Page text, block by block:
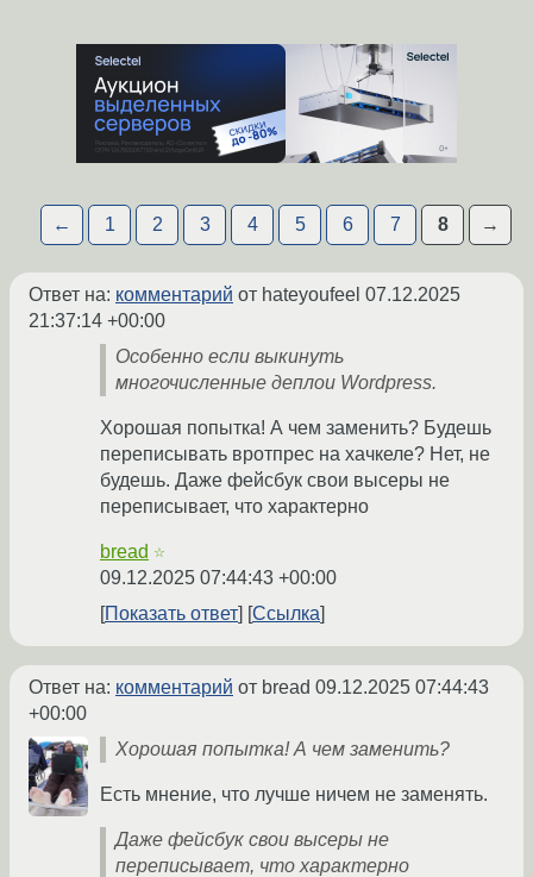
← 1 2 3 4 5 6 7 8 →
Ответ на: комментарий от hateyoufeel 07.12.2025
21:37:14 +00:00
Особенно если выкинуть
многочисленные деплои Wordpress.
Хорошая попытка! А чем заменить? Будешь
переписывать вротпрес на хачкеле? Нет, не
будешь. Даже фейсбук свои высеры не
переписывает, что характерно
bread ☆
09.12.2025 07:44:43 +00:00
Показать ответ
Ссылка
Ответ на: комментарий от bread 09.12.2025 07:44:43
+00:00
Хорошая попытка! А чем заменить?
Есть мнение, что лучше ничем не заменять.
Даже фейсбук свои высеры не
переписывает, что характерно